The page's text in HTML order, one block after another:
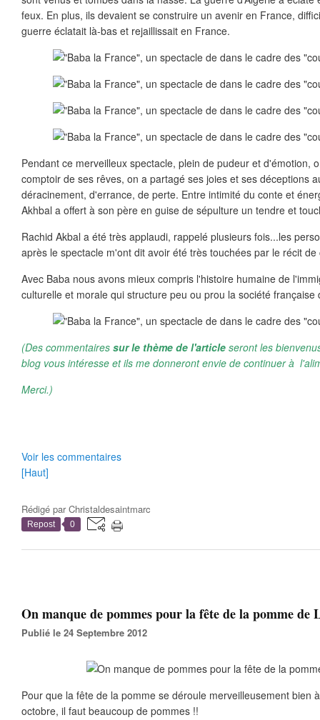
feux. En plus, ils devaient se construire un avenir en France,
guerre éclatait là-bas et rejaillissait en France.
Pendant ce merveilleux spectacle, plein de pudeur et d'émotion,
comptoir de ses rêves, on a partagé ses joies et ses déceptions
déracinement, d'errance, de perte. Entre intimité du conte et
Akhbal a offert à son père en guise de sépulture un tendre et
Rachid Akbal a été très applaudi, rappelé plusieurs fois...les
après le spectacle m'ont dit avoir été très touchées par le récit
Avec Baba nous avons mieux compris l'histoire humaine de
culturelle et morale qui structure peu ou prou la société française
(Des commentaires sur le thème de l'article seront les
blog vous intéresse et ils me donneront envie de continuer à
Merci.)
Voir les commentaires
[Haut]
Rédigé parChristaldesaintmarc
Repost 0
On manque de pommes pour la fête de la pomme de
Publié le 24 Septembre 2012
Pour que la fête de la pomme se déroule merveilleusement bien
octobre, il faut beaucoup de pommes !!